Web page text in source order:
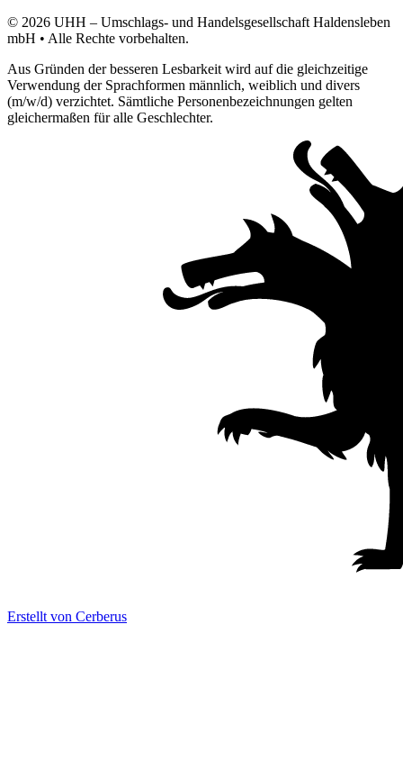
© 2026 UHH – Umschlags- und Handelsgesellschaft Haldensleben
mbH • Alle Rechte vorbehalten.
Aus Gründen der besseren Lesbarkeit wird auf die gleichzeitige
Verwendung der Sprachformen männlich, weiblich und divers
(m/w/d) verzichtet. Sämtliche Personenbezeichnungen gelten
gleichermaßen für alle Geschlechter.
Erstellt von Cerberus